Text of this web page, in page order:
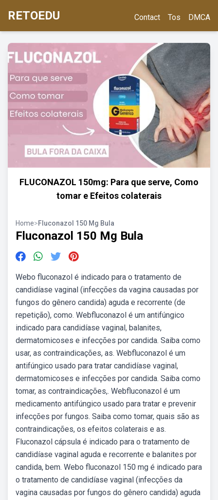
RETOEDU Contact Tos DMCA
FLUCONAZOL 150mg: Para que serve, Como
tomar e Efeitos colaterais
Home>Fluconazol 150 Mg Bula
Fluconazol 150 Mg Bula
Webo fluconazol é indicado para o tratamento de
candidíase vaginal (infecções da vagina causadas por
fungos do gênero candida) aguda e recorrente (de
repetição), como. Webfluconazol é um antifúngico
indicado para candidíase vaginal, balanites,
dermatomicoses e infecções por candida. Saiba como
usar, as contraindicações, as. Webfluconazol é um
antifúngico usado para tratar candidíase vaginal,
dermatomicoses e infecções por candida. Saiba como
tomar, as contraindicações,. Webfluconazol é um
medicamento antifúngico usado para tratar e prevenir
infecções por fungos. Saiba como tomar, quais são as
contraindicações, os efeitos colaterais e as.
Fluconazol cápsula é indicado para o tratamento de
candidíase vaginal aguda e recorrente e balanites por
candida, bem. Webo fluconazol 150 mg é indicado para
o tratamento de candidíase vaginal (infecções da
vagina causadas por fungos do gênero candida) aguda